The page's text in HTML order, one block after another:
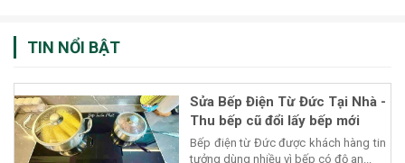
TIN NỔI BẬT
Sửa Bếp Điện Từ Đức Tại Nhà -
Thu bếp cũ đổi lấy bếp mới
Bếp điện từ Đức được khách hàng tin
tưởng dùng nhiều vì bếp có độ an...